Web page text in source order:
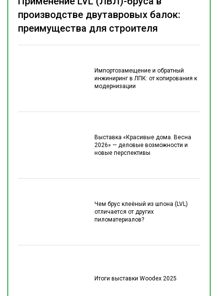
Импортозамещение и обратный
инжиниринг в ЛПК: от копирования к
модернизации
Выставка «Красивые дома. Весна
2026» — деловые возможности и
новые перспективы
Чем брус клеёный из шпона (LVL)
отличается от других
пиломатериалов?
Итоги выставки Woodex 2025
производстве двутавровых балок:
преимущества для строителя